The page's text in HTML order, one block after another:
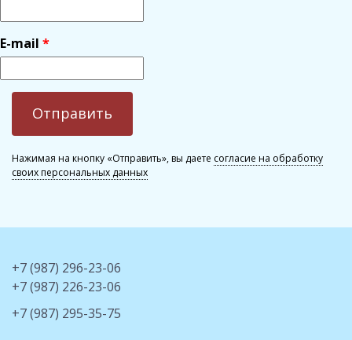
E-mail
Нажимая на кнопку «Отправить», вы даете согласие на обработку
своих персональных данных
+7 (987) 296-23-06
+7 (987) 226-23-06
+7 (987) 295-35-75